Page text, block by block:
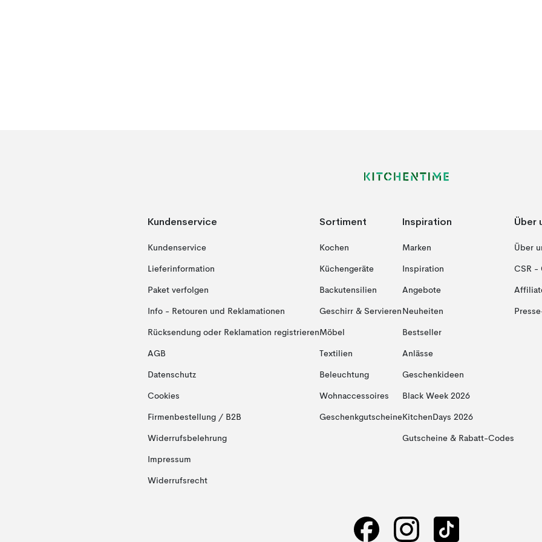
Kundenservice
Kundenservice
Lieferinformation
Paket verfolgen
Info - Retouren und Reklamationen
Rücksendung oder Reklamation registrieren
AGB
Datenschutz
Cookies
Firmenbestellung / B2B
Widerrufsbelehrung
Impressum
Widerrufsrecht
Sortiment
Kochen
Küchengeräte
Backutensilien
Geschirr & Servieren
Möbel
Textilien
Beleuchtung
Wohnaccessoires
Geschenkgutscheine
Inspiration
Marken
Inspiration
Angebote
Neuheiten
Bestseller
Anlässe
Geschenkideen
Black Week 2026
KitchenDays 2026
Gutscheine & Rabatt-Codes
Über
Über
CSR -